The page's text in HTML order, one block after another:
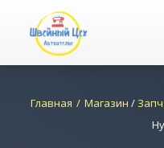
Главная Магазин /